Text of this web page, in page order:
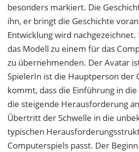
besonders markiert. Die
ihn, er bringt die Geschichte
Entwicklung wird
das Modell zu einem für das
zu übernehmenden. Der Avatar
SpielerIn ist die Hauptperson der
kommt, dass die Einführung in
die steigende Herausforderung
Übertritt der Schwelle in die
typischen
Computerspiels passt. Der